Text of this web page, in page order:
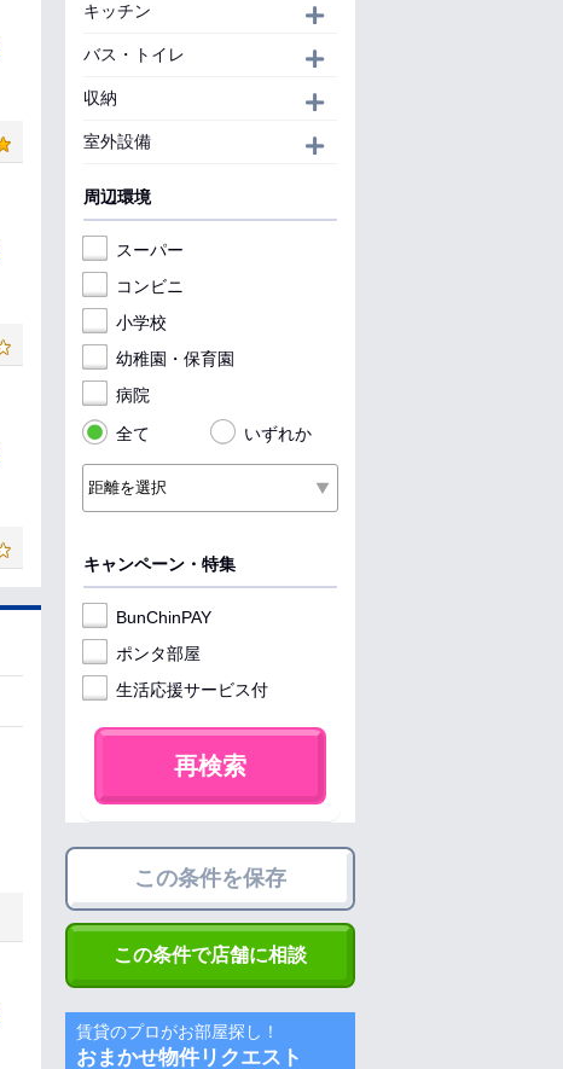
キッチン
バス・トイレ
収納
室外設備
周辺環境
スーパー
コンビニ
小学校
幼稚園・保育園
病院
全て
いずれか
キャンペーン・特集
BunChinPAY
ポンタ部屋
生活応援サービス付
再検索
この条件を保存
この条件で店舗に相談
賃貸のプロがお部屋探し！
おまかせ物件リクエスト